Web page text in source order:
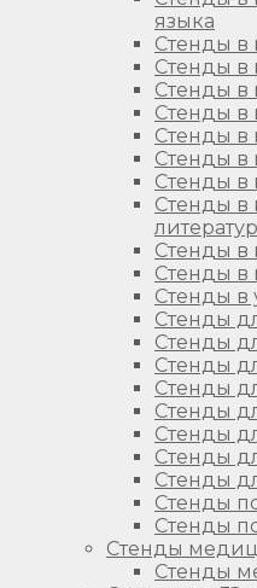
языка
Стенды в
Стенды в
Стенды в
Стенды в
Стенды в
Стенды в
Стенды в
Стенды в
Стенды в
Стенды в
Стенды в
Стенды
Стенды
Стенды
Стенды
Стенды
Стенды
Стенды
Стенды
Стенды
Стенды
Стенды
Стенды